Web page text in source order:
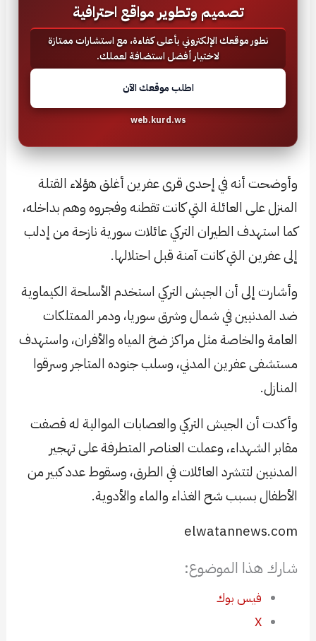
تصميم وتطوير مواقع احترافية
نطور موقعك الإلكتروني بأعلى كفاءة، مع استشارات ممتازة
لاختيار أفضل استضافة لعملك.
اطلب موقعك الآن
web.kurd.ws
وأوضحت أنه في إحدى قرى عفرين أغلق هؤلاء القتلة
المنزل على العائلة التي كانت تقطنه وفجروه وهم بداخله،
كما استهدف الطيران التركي عائلات سورية نازحة من إدلب
إلى عفرين التي كانت آمنة قبل احتلالها.
وأشارت إلى أن الجيش التركي استخدم الأسلحة الكيماوية
ضد المدنيين في شمال وشرق سوريا، ودمر الممتلكات
العامة والخاصة مثل مراكز ضخ المياه والأفران، واستهدف
مستشفى عفرين المدني، وسلب جنوده المتاجر وسرقوا
المنازل.
وأكدت أن الجيش التركي والعصابات الموالية له قصفت
مقابر الشهداء، وعملت العناصر المتطرفة على تهجير
المدنيين لتتشرد العائلات في الطرق، وسقوط عدد كبير من
الأطفال بسبب شح الغذاء والماء والأدوية.
elwatannews.com
شارك هذا الموضوع:
فيس بوك
X